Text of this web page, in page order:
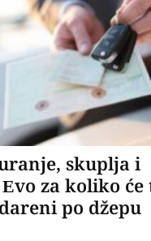
skuplja i
za koliko će
po džepu